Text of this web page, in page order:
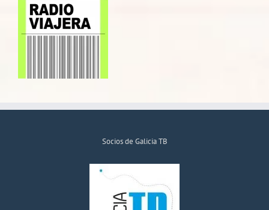
Socios de Galicia TB